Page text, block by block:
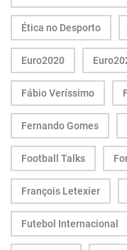
Ética no Desporto
Euro2020
Fábio Veríssimo
Fernando Gomes
Football Talks
François Letexier
Futebol Internacional